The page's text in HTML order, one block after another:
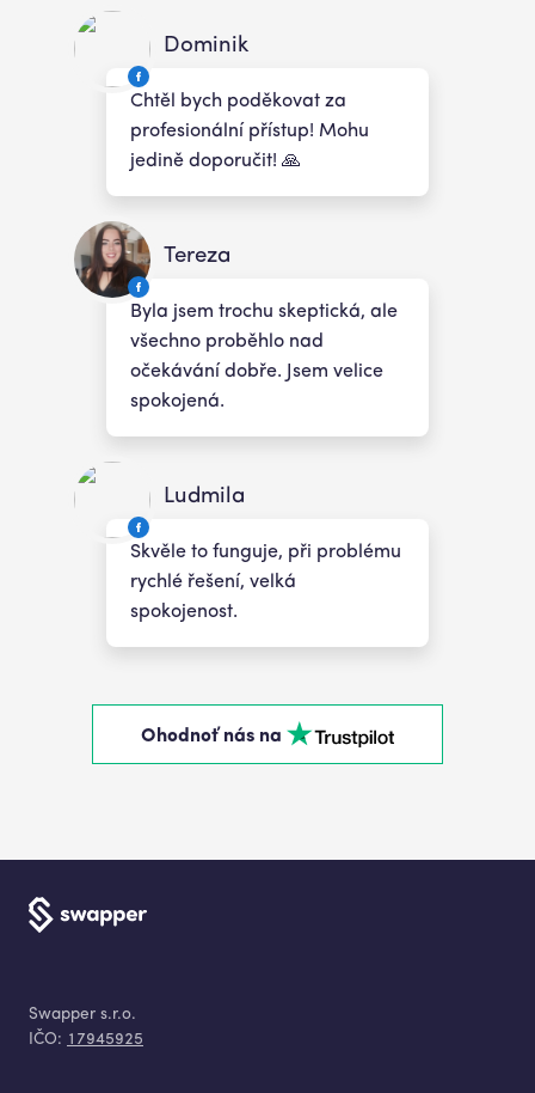
Dominik
Chtěl bych poděkovat za
profesionální přístup! Mohu
jedině doporučit! 🙏
Tereza
Byla jsem trochu skeptická, ale
všechno proběhlo nad
očekávání dobře. Jsem velice
spokojená.
Ludmila
Skvěle to funguje, při problému
rychlé řešení, velká
spokojenost.
Ohodnoť nás na
Swapper s.r.o.
IČO: 17945925